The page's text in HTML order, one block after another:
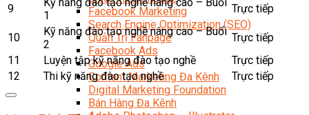
Facebook Marketing
Search Engine Optimization (SEO)
Quản Trị Fanpage
Facebook Ads
Google Ads
Content Marketing Đa Kênh
Digital Marketing Foundation
Bán Hàng Đa Kênh
9
1
Trực tiếp
10
Kỹ năng đào tạo nghề nâng cao – Buổi
2
Trực tiếp
11
Luyện tập kỹ năng đào tạo nghề
Trực tiếp
12
Thi kỹ năng đào tạo nghề Trực tiếp